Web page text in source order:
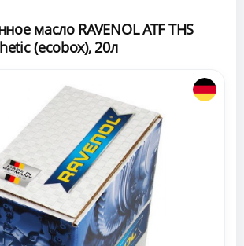
масло RAVENOL ATF THS
(ecobox), 20л